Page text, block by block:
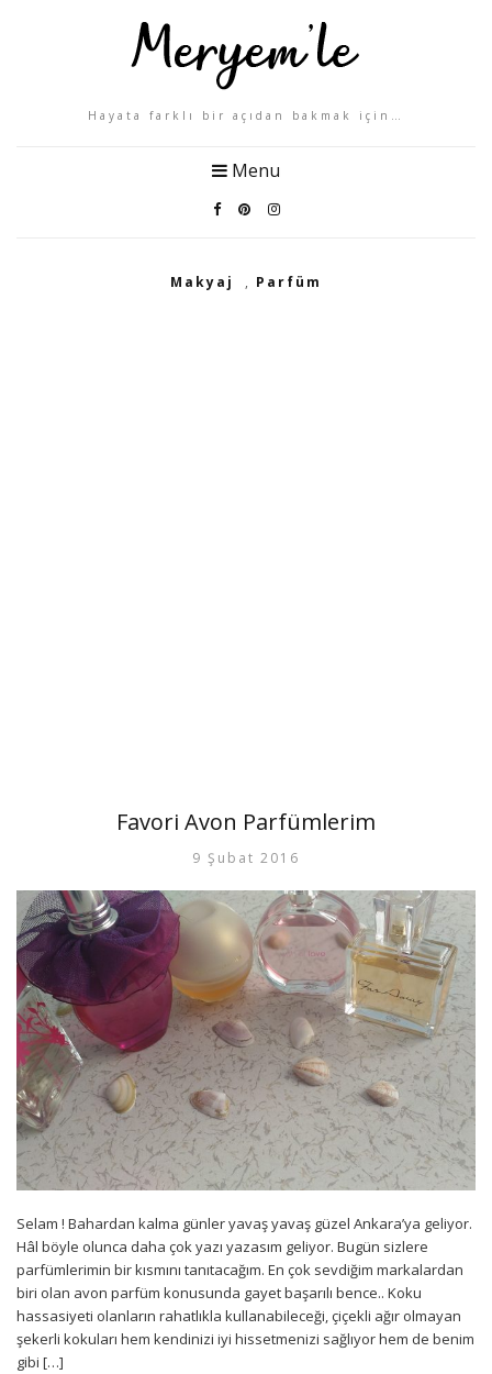
Hayata farklı bir açıdan bakmak için…
Menu
Makyaj , Parfüm
Favori Avon Parfümlerim
9 Şubat 2016
Selam ! Bahardan kalma günler yavaş yavaş güzel Ankara’ya geliyor.
Hâl böyle olunca daha çok yazı yazasım geliyor. Bugün sizlere
parfümlerimin bir kısmını tanıtacağım. En çok sevdiğim markalardan
biri olan avon parfüm konusunda gayet başarılı bence.. Koku
hassasiyeti olanların rahatlıkla kullanabileceği, çiçekli ağır olmayan
şekerli kokuları hem kendinizi iyi hissetmenizi sağlıyor hem de benim
gibi […]